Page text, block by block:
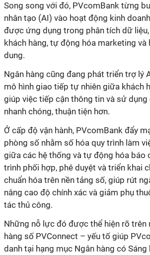
Song song với đó, PVcomBank từng
nhân tạo (AI) vào hoạt động kinh
được ứng dụng trong phân tích dữ
khách hàng, tự động hóa marketing và
dung.
Ngân hàng cũng đang phát triển trợ lý
mô hình giao tiếp tự nhiên giữa khách
giúp việc tiếp cận thông tin và sử dụng
nhanh chóng, thuận tiện hơn.
Ở cấp độ vận hành, PVcomBank đẩy
phòng số nhằm số hóa quy trình làm
giữa các hệ thống và tự động hóa báo
trình phối hợp, phê duyệt và triển khai
chuẩn hóa trên nền tảng số, giúp rút
nâng cao độ chính xác và giảm phụ
tác thủ công.
Những nỗ lực đó được thể hiện rõ trên
hàng số PVConnect – yếu tố giúp
danh tại hạng mục Ngân hàng có